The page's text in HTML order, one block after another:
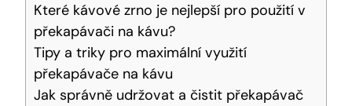
Které kávové zrno je nejlepší pro použití v
překapávači na kávu?
Tipy a triky pro maximální využití
překapávače na kávu
Jak správně udržovat a čistit překapávač